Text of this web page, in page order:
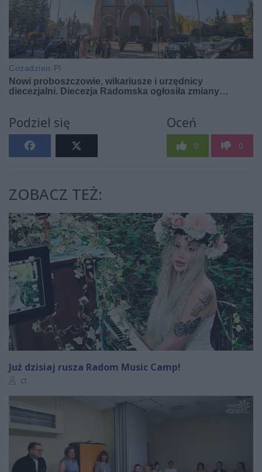
Podziel się Oceń
0 0
ZOBACZ TEŻ:
Już dzisiaj rusza Radom Music Camp!
Autor artykułu:
ct